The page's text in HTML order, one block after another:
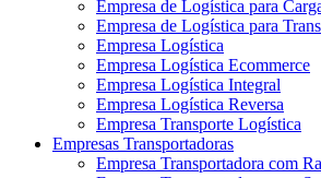
Empresa de Logística para
Empresa de Logística para
Empresa Logística
Empresa Logística Ecommerce
Empresa Logística Integral
Empresa Logística Reversa
Empresa Transporte Logística
Empresas Transportadoras
Empresa Transportadora com